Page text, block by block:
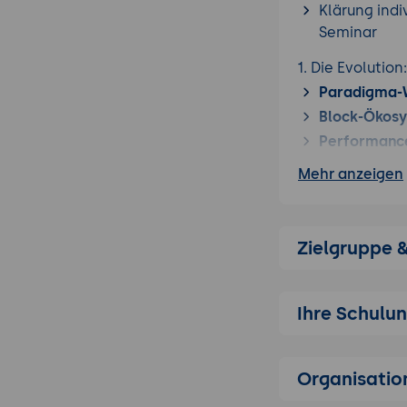
Klärung
Seminar
1. Die
Paradigma-
Block-
2. Der Site-
Style-
Hierarchie:
Custom
Mehr anzeigen
Zielgruppe
Ihre